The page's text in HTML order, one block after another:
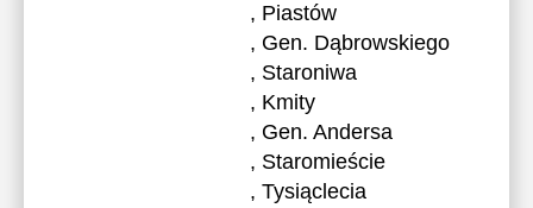
, Piastów
, Gen. Dąbrowskiego
, Staroniwa
, Kmity
, Gen. Andersa
, Staromieście
, Tysiąclecia